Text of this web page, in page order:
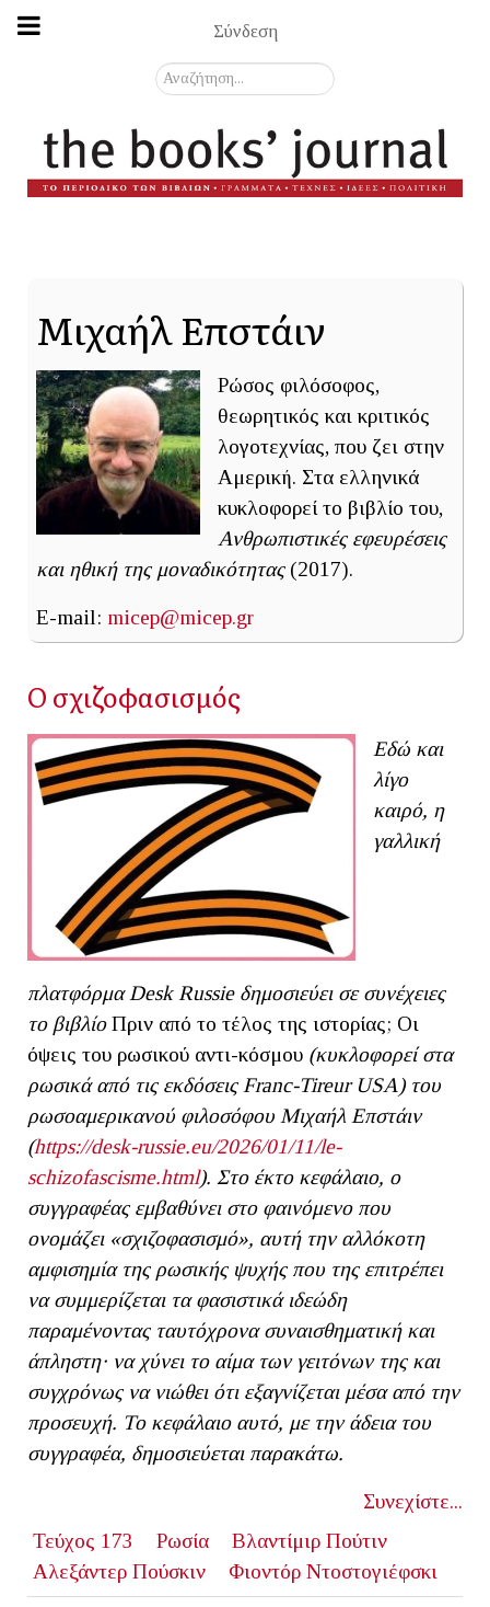
Σύνδεση
Αναζήτηση...
Μιχαήλ Επστάιν
Ρώσος φιλόσοφος,
θεωρητικός και κριτικός
λογοτεχνίας, που ζει στην
Αμερική. Στα ελληνικά
κυκλοφορεί το βιβλίο του,
Ανθρωπιστικές εφευρέσεις
και ηθική της μοναδικότητας(2017).
E-mail: micep@micep.gr
Ο σχιζοφασισμός
Εδώ και
λίγο
καιρό, η
γαλλική
πλατφόρμα Desk Russie δημοσιεύει σε συνέχειες
το βιβλίοΠριν από το τέλος της ιστορίας; Οι
όψεις του ρωσικού αντι-κόσμου (κυκλοφορεί στα
ρωσικά από τις εκδόσεις Franc-Tireur USA) του
ρωσοαμερικανού φιλοσόφου Μιχαήλ Επστάιν
(https://desk-russie.eu/2026/01/11/le-
schizofascisme.html). Στο έκτο κεφάλαιο, ο
συγγραφέας εμβαθύνει στο φαινόμενο που
ονομάζει «σχιζοφασισμό», αυτή την αλλόκοτη
αμφισημία της ρωσικής ψυχής που της επιτρέπει
να συμμερίζεται τα φασιστικά ιδεώδη
παραμένοντας ταυτόχρονα συναισθηματική και
άπληστη· να χύνει το αίμα των γειτόνων της και
συγχρόνως να νιώθει ότι εξαγνίζεται μέσα από την
προσευχή. Το κεφάλαιο αυτό, με την άδεια του
συγγραφέα, δημοσιεύεται παρακάτω.
Συνεχίστε...
Τεύχος 173
Ρωσία
Βλαντίμιρ Πούτιν
Αλεξάντερ Πούσκιν
Φιοντόρ Ντοστογιέφσκι